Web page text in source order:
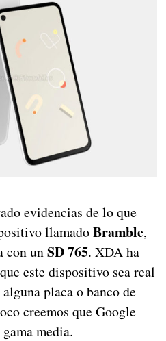
evidencias de lo que
llamadoBramble,
con unSD 765. XDA ha
este dispositivo sea real
placa o banco de
creemos que Google
media.